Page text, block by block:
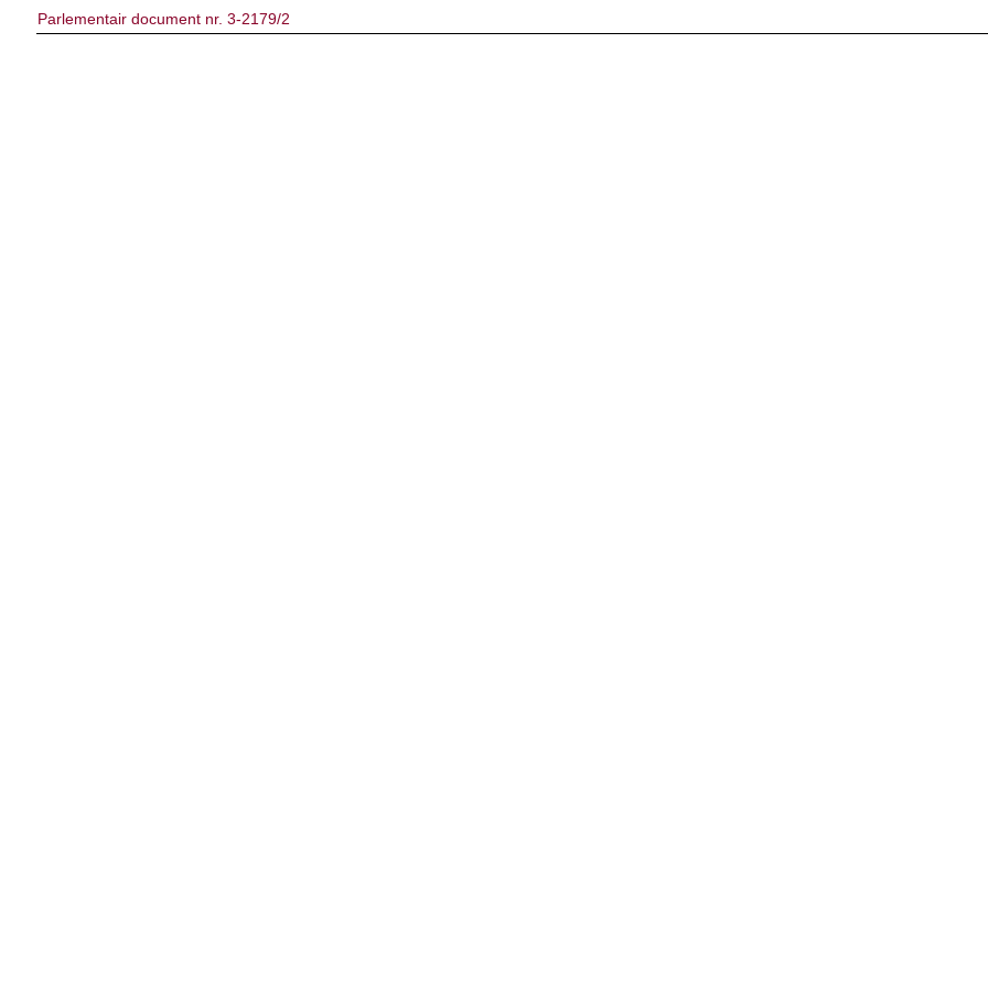
Parlementair document nr. 3-2179/2